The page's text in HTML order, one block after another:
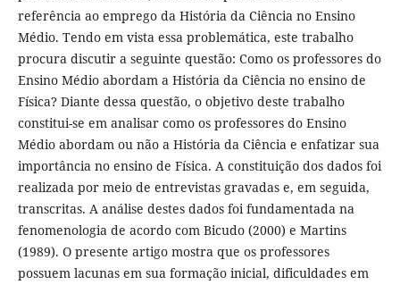
referência ao emprego da História da Ciência no Ensino
Médio. Tendo em vista essa problemática, este trabalho
procura discutir a seguinte questão: Como os professores do
Ensino Médio abordam a História da Ciência no ensino de
Física? Diante dessa questão, o objetivo deste trabalho
constitui-se em analisar como os professores do Ensino
Médio abordam ou não a História da Ciência e enfatizar sua
importância no ensino de Física. A constituição dos dados foi
realizada por meio de entrevistas gravadas e, em seguida,
transcritas. A análise destes dados foi fundamentada na
fenomenologia de acordo com Bicudo (2000) e Martins
(1989). O presente artigo mostra que os professores
possuem lacunas em sua formação inicial, dificuldades em